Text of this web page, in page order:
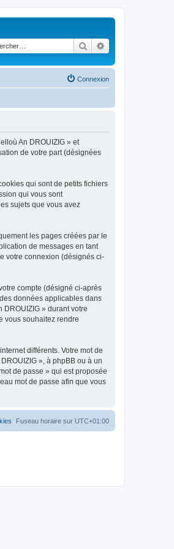
Rechercher
Connexion
An DROUIZIG » et
de votre part (désignées
qui sont de petits fichiers
qui vous sont
sujets que vous avez
les pages créées par le
de messages en tant
votre connexion (désignés ci-
compte (désigné ci-après
données applicables dans
» durant votre
vous souhaitez rendre
différents. Votre mot de
», à phpBB ou à un
de passe » qui est proposée
mot de passe afin que vous
Fuseau horaire sur UTC+01:00